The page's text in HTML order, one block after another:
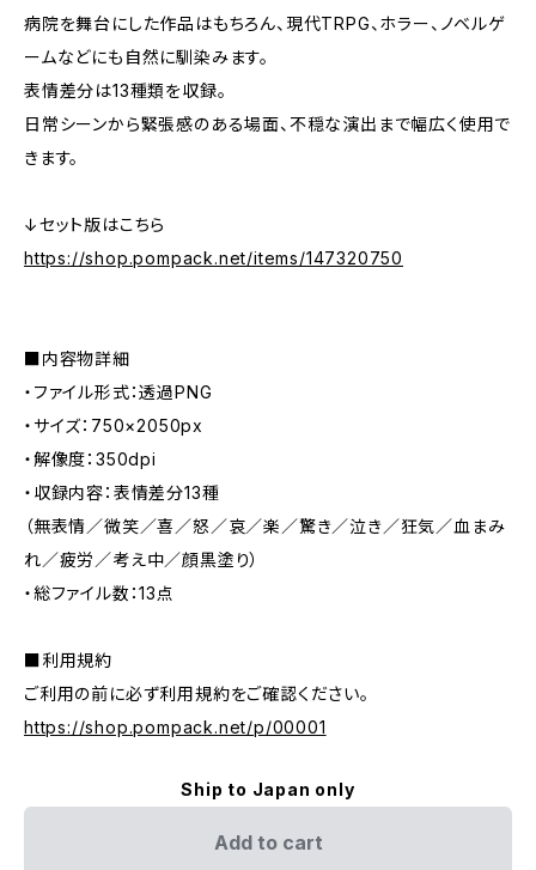
病院を舞台にした作品はもちろん、現代TRPG、ホラー、ノベルゲ
ームなどにも自然に馴染みます。
表情差分は13種類を収録。
日常シーンから緊張感のある場面、不穏な演出まで幅広く使用で
きます。
↓セット版はこちら
https://shop.pompack.net/items/147320750
■内容物詳細
・ファイル形式：透過PNG
・サイズ：750×2050px
・解像度：350dpi
・収録内容：表情差分13種
（無表情／微笑／喜／怒／哀／楽／驚き／泣き／狂気／血まみ
れ／疲労／考え中／顔黒塗り）
・総ファイル数：13点
■利用規約
ご利用の前に必ず利用規約をご確認ください。
https://shop.pompack.net/p/00001
Ship to Japan only
Add to cart